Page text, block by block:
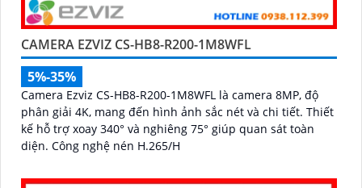
CAMERA EZVIZ CS-HB8-R200-1M8WFL
5%-35%
Camera Ezviz CS-HB8-R200-1M8WFL là camera 8MP, độ
phân giải 4K, mang đến hình ảnh sắc nét và chi tiết. Thiết
kế hỗ trợ xoay 340° và nghiêng 75° giúp quan sát toàn
diện. Công nghệ nén H.265/H